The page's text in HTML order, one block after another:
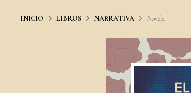
INICIO LIBROS NARRATIVA Novela